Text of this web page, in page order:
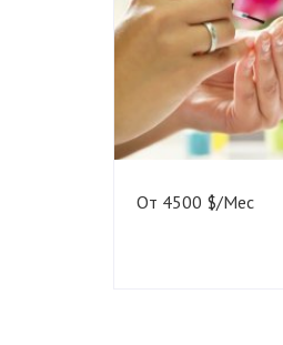
От 4500 $/Мес